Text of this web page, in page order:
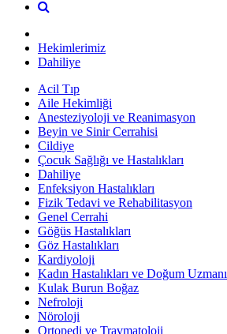
Hekimlerimiz
Dahiliye
Acil Tıp
Aile Hekimliği
Anesteziyoloji ve Reanimasyon
Beyin ve Sinir Cerrahisi
Cildiye
Çocuk Sağlığı ve Hastalıkları
Dahiliye
Enfeksiyon Hastalıkları
Fizik Tedavi ve Rehabilitasyon
Genel Cerrahi
Göğüs Hastalıkları
Göz Hastalıkları
Kardiyoloji
Kadın Hastalıkları ve Doğum Uzmanı
Kulak Burun Boğaz
Nefroloji
Nöroloji
Ortopedi ve Travmatoloji